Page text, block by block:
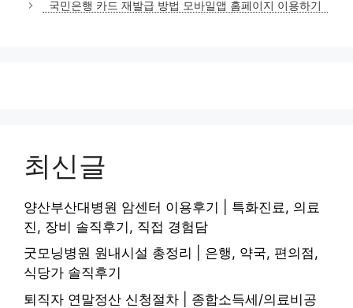
국민은행 카드 재발급 방법 모바일앱 홈페이지 이용하기
최신글
양산부산대병원 암센터 이용후기 | 특화진료, 의료
진, 장비 솔직후기, 직접 경험담
굿모닝병원 원내시설 총정리 | 은행, 약국, 편의점,
식당가 솔직후기
퇴직자 연말정산 신청절차 | 종합소득세/의료비공